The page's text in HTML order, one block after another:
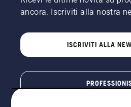
ancora. Iscriviti alla nostra
ISCRIVITI ALLA